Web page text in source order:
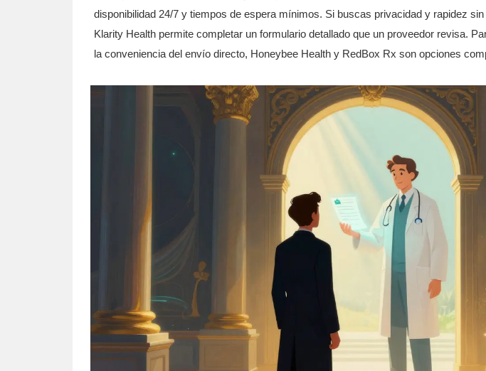
disponibilidad 24/7 y tiempos de espera mínimos. Si buscas privacidad y rapidez
Klarity Health permite completar un formulario detallado que un proveedor revisa.
la conveniencia del envío directo, Honeybee Health y RedBox Rx son opciones